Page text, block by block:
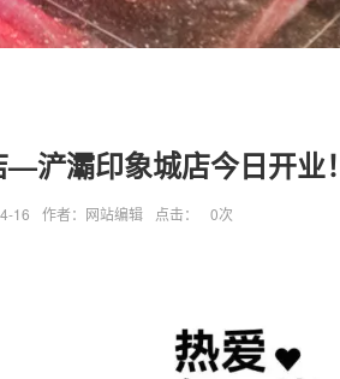
—浐灞印象城店今日开业
16 作者：网站编辑 点击： 0次